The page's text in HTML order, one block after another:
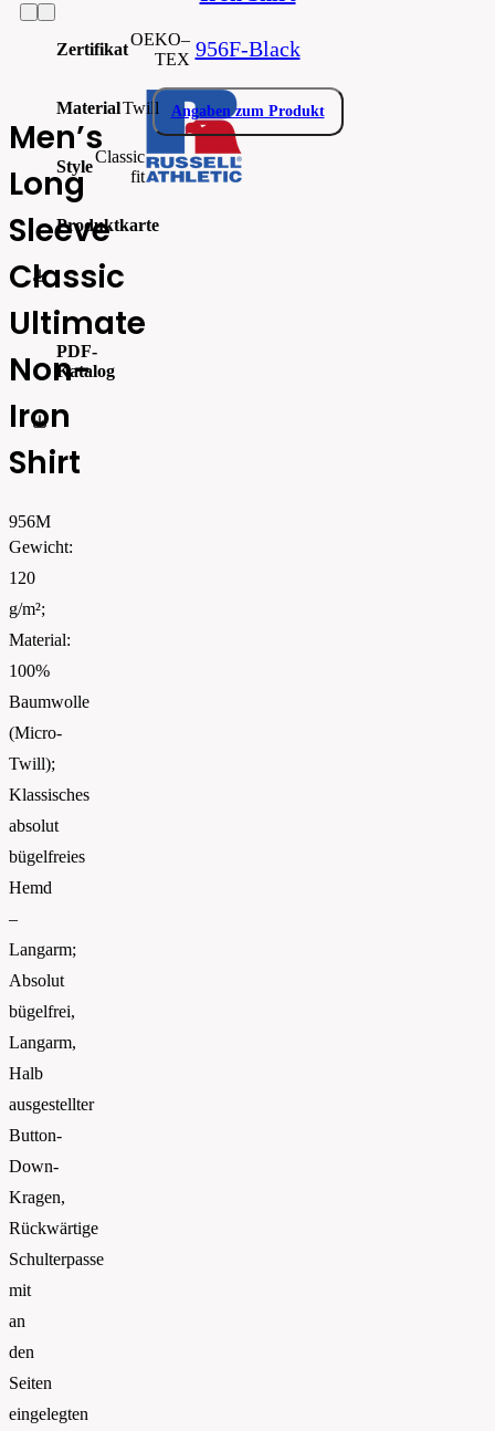
Men’s
Long
Sleeve
Classic
Ultimate
Non-
Iron
Shirt
956M
Gewicht:
120
g/m²;
Material:
100%
Baumwolle
(Micro-
Twill);
Klassisches
absolut
bügelfreies
Hemd
–
Langarm;
Absolut
bügelfrei,
Langarm,
Halb
ausgestellter
Button-
Down-
Kragen,
Rückwärtige
Schulterpasse
mit
an
den
Seiten
eingelegten
Zertifikat
OEKO–
TEX
MaterialTwill
Style
Classic
fit
Produktkarte
756_00--R-956M-0_sizespecs.pdf
PDF-
Katalog
Russell_Athletic_CATALOGUE 2026_EN_WEB
956F-Black
Angaben zum Produkt